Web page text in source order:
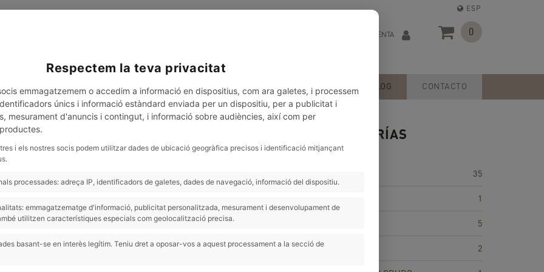
ESP
0
MI CUENTA
ANNA FERRER SERVICIOS BLOG CONTACTO
el frío tienes peor digestión y más ganas de dulce? 🍭
su temperatura y pide alimentos que le ayuden a equilibrarse. Por
caliente! 🍵
o verduras estofadas, ayudan a la digestión, aportan calma y hacen
CATEGORÍAS
35
1
5
CONSELLS 2
Respectem la teva privacitat
emmagatzemem o accedim a informació en dispositius, com ara galetes, i processem
únics i informació estàndard enviada per un dispositiu, per a publicitat i
mesurament d'anuncis i contingut, i informació sobre audiències, així com per
i els nostres socis podem utilitzar dades de ubicació geogràfica precisos i identificació mitjançant
processades: adreça IP, identificadors de galetes, dades de navegació, informació del dispositiu.
emmagatzematge d'informació, publicitat personalitzada, mesurament i desenvolupament de
utilitzen característiques especials com geolocalització precisa.
basant-se en interès legítim. Teniu dret a oposar-vos a aquest processament a la secció de